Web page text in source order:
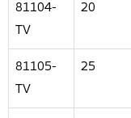
81104-
TV
20
81105-
TV
25